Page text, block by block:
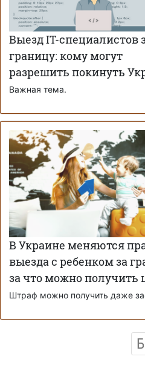
Выезд IT-специалистов
границу: кому могут
разрешить покинуть
Важная тема.
В Украине меняются
выезда с ребенком за
за что можно получить
Штраф можно получить даже